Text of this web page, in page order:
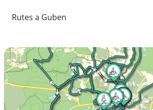
Rutes a Guben